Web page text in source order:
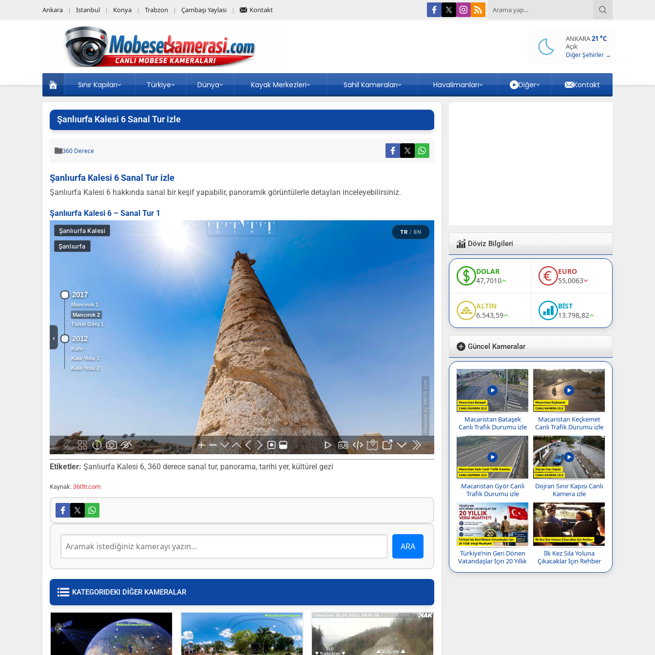
Ankara Istanbul Konya Trabzon Çambaşı Yaylası Kontakt
ANKARA21 °C
Açık
Diğer Şehirler →
Sınır Kapıları Türkiye Dünya Kayak Merkezleri Sahil Kameraları Havalimanları Diğer Kontakt
Şanlıurfa Kalesi 6 Sanal Tur izle
360 Derece
Şanlıurfa Kalesi 6 Sanal Tur izle
Şanlıurfa Kalesi 6 hakkında sanal bir keşif yapabilir, panoramik görüntülerle detayları inceleyebilirsiniz.
Şanlıurfa Kalesi 6 – Sanal Tur 1
Etiketler: Şanlıurfa Kalesi 6, 360 derece sanal tur, panorama, tarihi yer, kültürel gezi
Kaynak: 360tr.com
KATEGORIDEKI DİĞER KAMERALAR
Döviz Bilgileri
DOLAR
47,7010
EURO
55,0063
ALTIN
6.543,59
BİST
13.798,82
Güncel Kameralar
Macaristan Bataşek
Canlı Trafik Durumu izle
Macaristan Keçkemet
Canlı Trafik Durumu izle
Macaristan Györ Canli
Trafik Durumu izle
Dojran Sınır Kapısı Canlı
Kamera izle
Türkiye’nin Geri Dönen
Vatandaşlar İçin 20 Yıllık
İlk Kez Sıla Yoluna
Çıkacaklar İçin Rehber